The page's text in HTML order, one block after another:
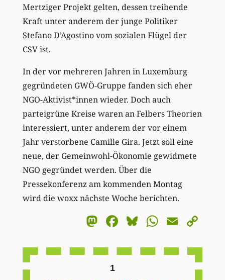
Mertziger Projekt gelten, dessen treibende
Kraft unter anderem der junge Politiker
Stefano D’Agostino vom sozialen Flügel der
CSV ist.
In der vor mehreren Jahren in Luxemburg
gegründeten GWÖ-Gruppe fanden sich eher
NGO-Aktivist*innen wieder. Doch auch
parteigrüne Kreise waren an Felbers Theorien
interessiert, unter anderem der vor einem
Jahr verstorbene Camille Gira. Jetzt soll eine
neue, der Gemeinwohl-Ökonomie gewidmete
NGO gegründet werden. Über die
Pressekonferenz am kommenden Montag
wird die woxx nächste Woche berichten.
Mastodon
Facebook
BlueskyEmail
1